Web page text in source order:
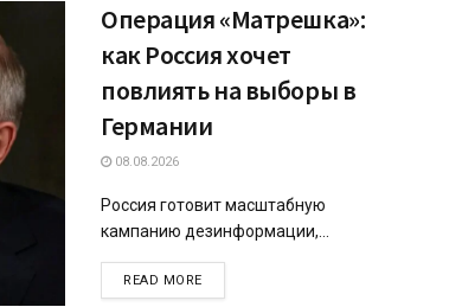
Операция «Матрешка»:
как Россия хочет
повлиять на выборы в
Германии
08.08.2026
Россия готовит масштабную
кампанию дезинформации,...
READ MOREDETAILS